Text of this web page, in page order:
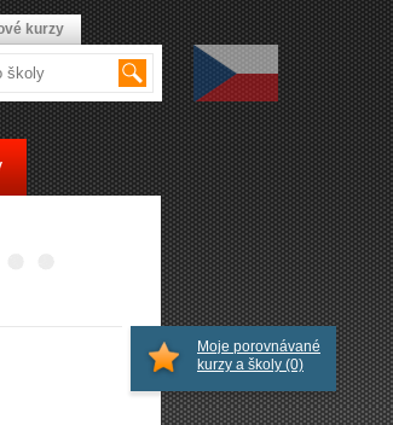
Moje porovnávané
kurzy a školy (0)
kurzy